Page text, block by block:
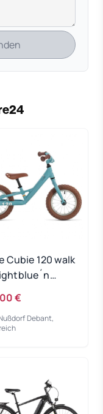
Cubie 120 walk
€
Debant,